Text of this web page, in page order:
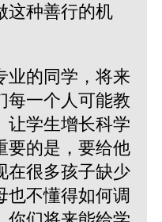
这种善行的机
业的同学，将来
每一个人可能教
让学生增长科学
要的是，要给他
在很多孩子缺少
也不懂得如何调